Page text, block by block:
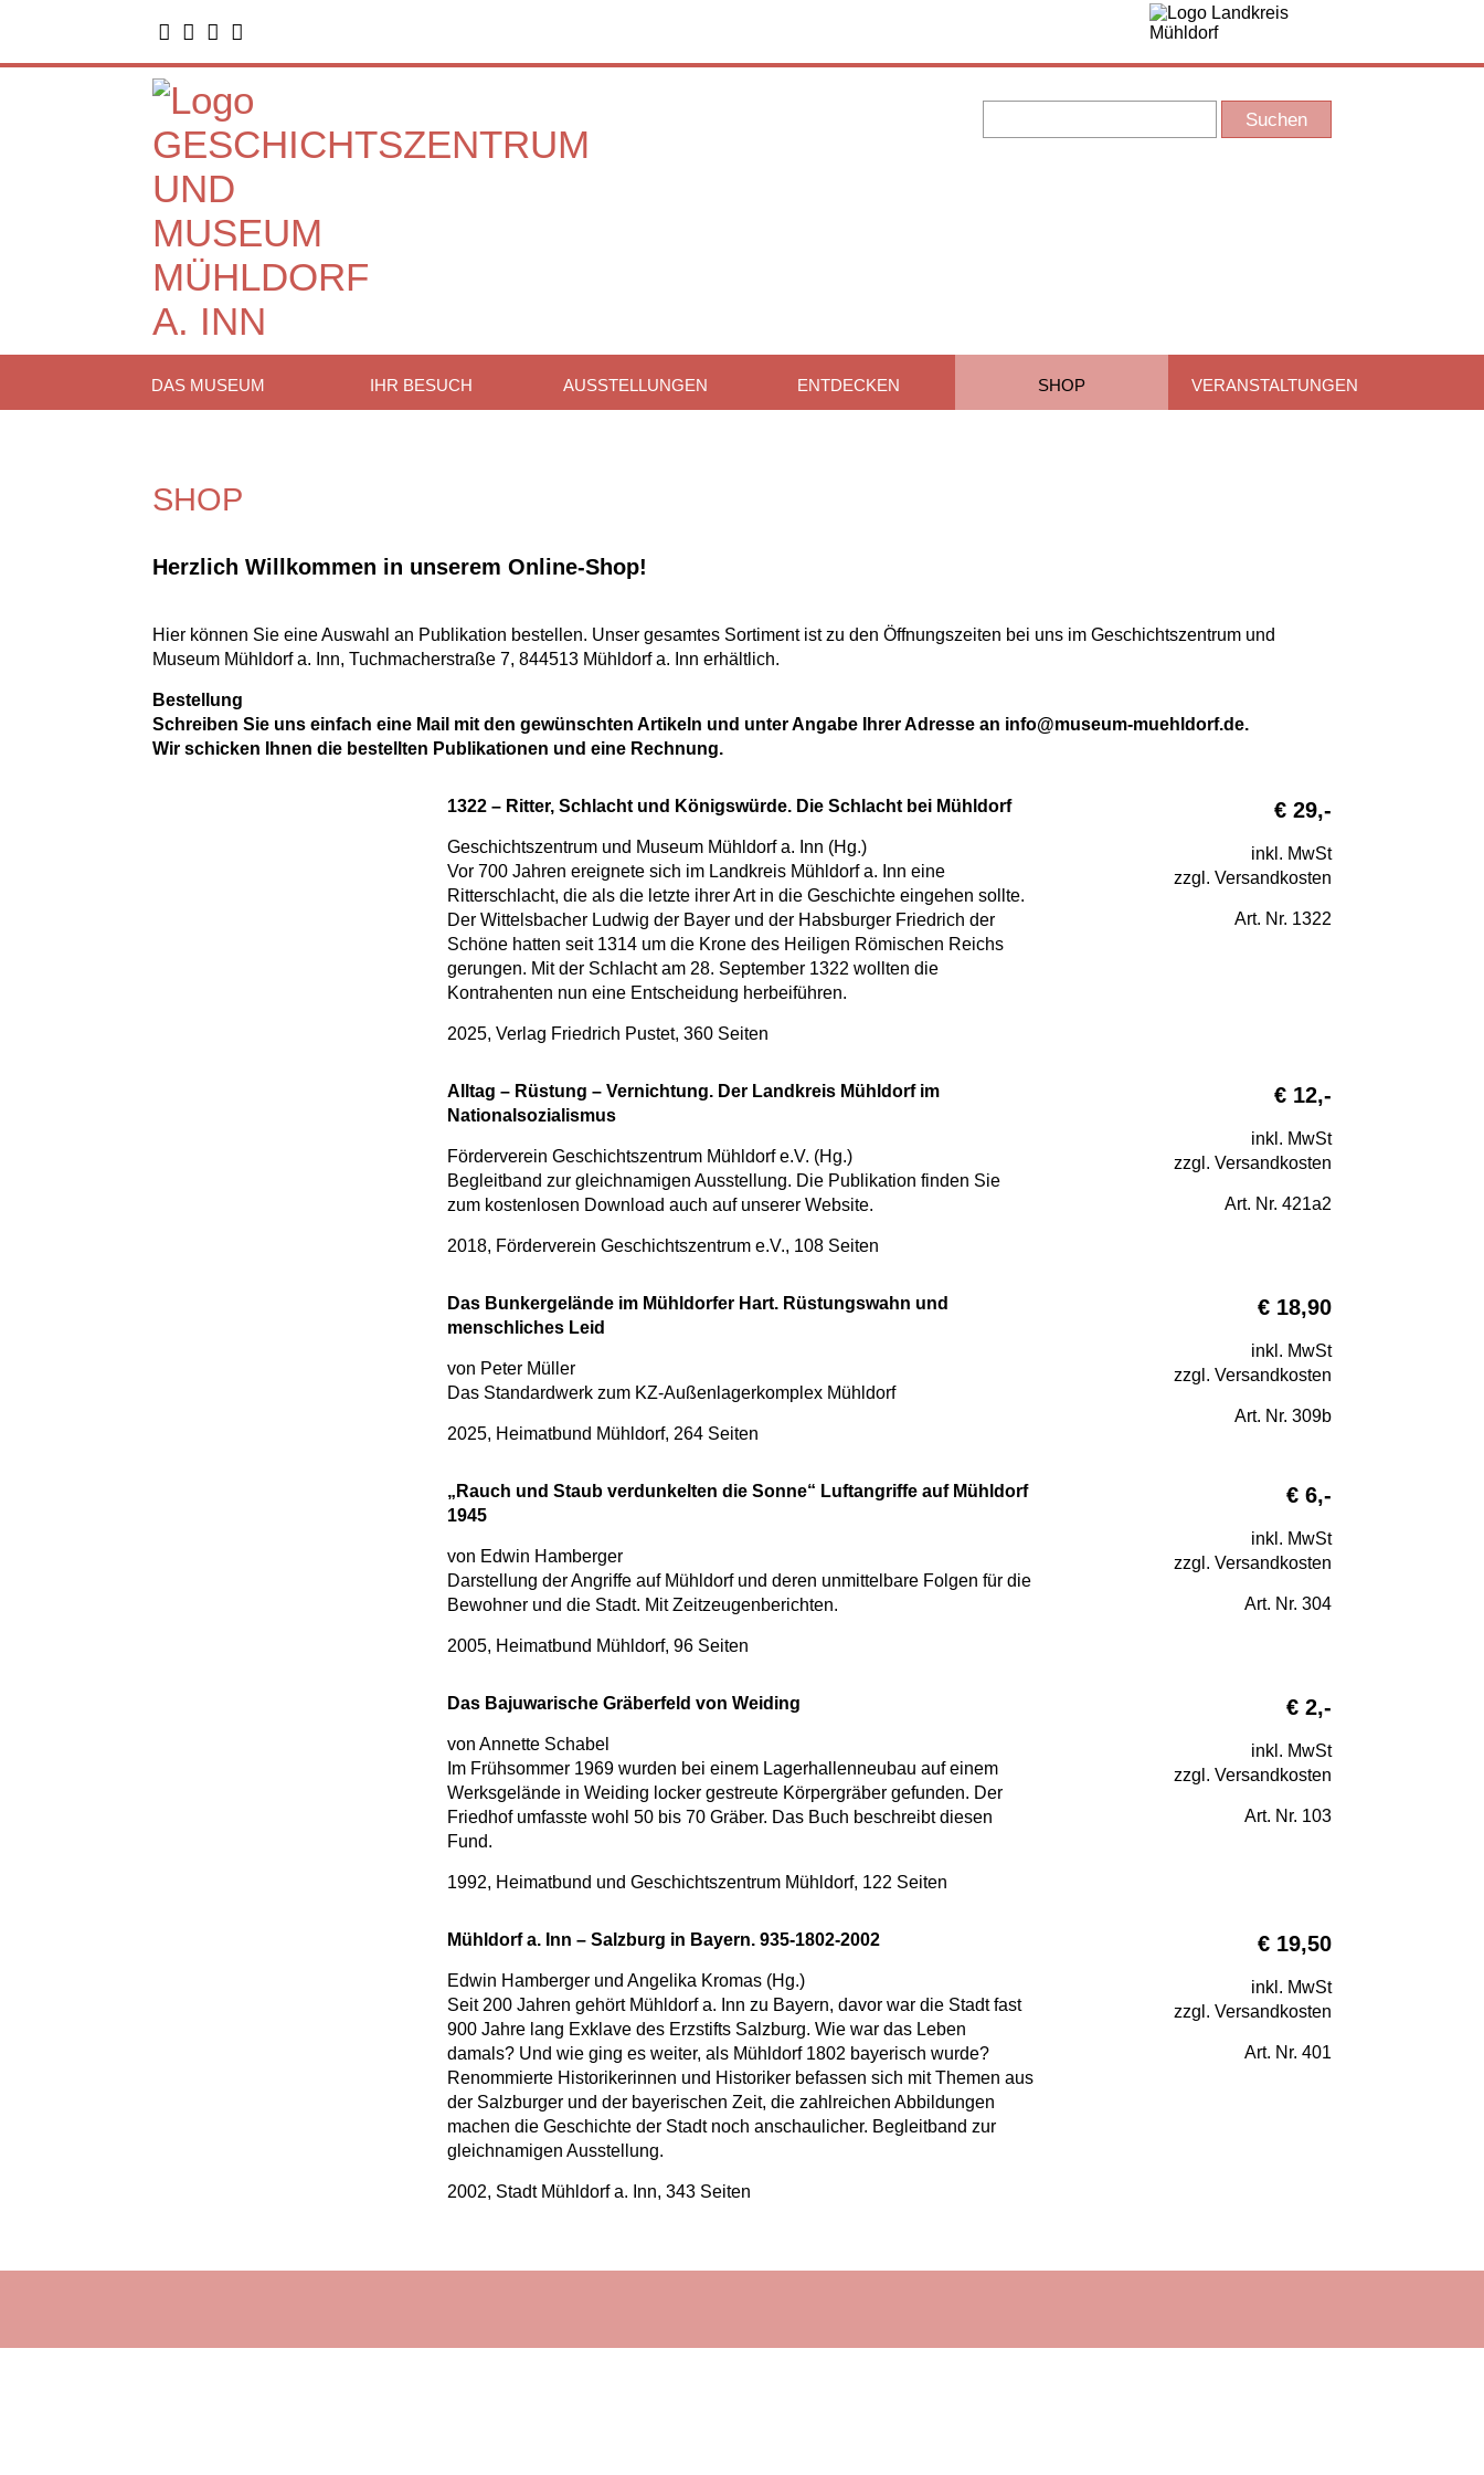
   
DAS MUSEUM IHR BESUCH AUSSTELLUNGEN ENTDECKEN SHOP VERANSTALTUNGEN
SHOP
Herzlich Willkommen in unserem Online-Shop!
Hier können Sie eine Auswahl an Publikation bestellen. Unser gesamtes Sortiment ist zu den Öffnungszeiten bei uns im Geschichtszentrum und
Museum Mühldorf a. Inn, Tuchmacherstraße 7, 844513 Mühldorf a. Inn erhältlich.
Bestellung
Schreiben Sie uns einfach eine Mail mit den gewünschten Artikeln und unter Angabe Ihrer Adresse an info@museum-muehldorf.de.
Wir schicken Ihnen die bestellten Publikationen und eine Rechnung.
1322 – Ritter, Schlacht und Königswürde. Die Schlacht bei Mühldorf
Geschichtszentrum und Museum Mühldorf a. Inn (Hg.)
Vor 700 Jahren ereignete sich im Landkreis Mühldorf a. Inn eine
Ritterschlacht, die als die letzte ihrer Art in die Geschichte eingehen sollte.
Der Wittelsbacher Ludwig der Bayer und der Habsburger Friedrich der
Schöne hatten seit 1314 um die Krone des Heiligen Römischen Reichs
gerungen. Mit der Schlacht am 28. September 1322 wollten die
Kontrahenten nun eine Entscheidung herbeiführen.
2025, Verlag Friedrich Pustet, 360 Seiten
€ 29,-
inkl. MwSt
zzgl. Versandkosten
Art. Nr. 1322
Alltag – Rüstung – Vernichtung. Der Landkreis Mühldorf im
Nationalsozialismus
Förderverein Geschichtszentrum Mühldorf e.V. (Hg.)
Begleitband zur gleichnamigen Ausstellung. Die Publikation finden Sie
zum kostenlosen Download auch auf unserer Website.
2018, Förderverein Geschichtszentrum e.V., 108 Seiten
€ 12,-
inkl. MwSt
zzgl. Versandkosten
Art. Nr. 421a2
Das Bunkergelände im Mühldorfer Hart. Rüstungswahn und
menschliches Leid
von Peter Müller
Das Standardwerk zum KZ-Außenlagerkomplex Mühldorf
2025, Heimatbund Mühldorf, 264 Seiten
€ 18,90
inkl. MwSt
zzgl. Versandkosten
Art. Nr. 309b
„Rauch und Staub verdunkelten die Sonne“ Luftangriffe auf Mühldorf
1945
von Edwin Hamberger
Darstellung der Angriffe auf Mühldorf und deren unmittelbare Folgen für die
Bewohner und die Stadt. Mit Zeitzeugenberichten.
2005, Heimatbund Mühldorf, 96 Seiten
€ 6,-
inkl. MwSt
zzgl. Versandkosten
Art. Nr. 304
Das Bajuwarische Gräberfeld von Weiding
von Annette Schabel
Im Frühsommer 1969 wurden bei einem Lagerhallenneubau auf einem
Werksgelände in Weiding locker gestreute Körpergräber gefunden. Der
Friedhof umfasste wohl 50 bis 70 Gräber. Das Buch beschreibt diesen
Fund.
1992, Heimatbund und Geschichtszentrum Mühldorf, 122 Seiten
€ 2,-
inkl. MwSt
zzgl. Versandkosten
Art. Nr. 103
Mühldorf a. Inn – Salzburg in Bayern. 935-1802-2002
Edwin Hamberger und Angelika Kromas (Hg.)
Seit 200 Jahren gehört Mühldorf a. Inn zu Bayern, davor war die Stadt fast
900 Jahre lang Exklave des Erzstifts Salzburg. Wie war das Leben
damals? Und wie ging es weiter, als Mühldorf 1802 bayerisch wurde?
Renommierte Historikerinnen und Historiker befassen sich mit Themen aus
der Salzburger und der bayerischen Zeit, die zahlreichen Abbildungen
machen die Geschichte der Stadt noch anschaulicher. Begleitband zur
gleichnamigen Ausstellung.
2002, Stadt Mühldorf a. Inn, 343 Seiten
€ 19,50
inkl. MwSt
zzgl. Versandkosten
Art. Nr. 401